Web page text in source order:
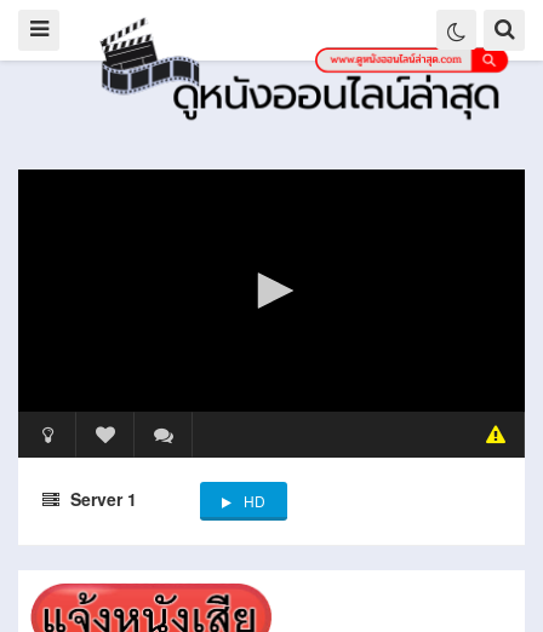
Server 1 HD